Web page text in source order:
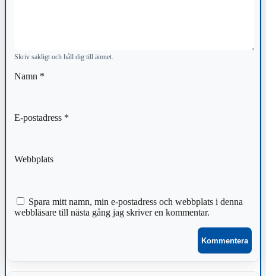
Skriv sakligt och håll dig till ämnet.
Namn *
E-postadress *
Webbplats
Spara mitt namn, min e-postadress och webbplats i denna
webbläsare till nästa gång jag skriver en kommentar.